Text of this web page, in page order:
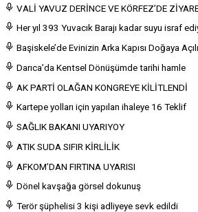
VALİ YAVUZ DERİNCE VE KÖRFEZ’DE
Her yıl 393 Yuvacık Barajı kadar suyu israf
Başiskele’de Evinizin Arka Kapısı Doğaya
Darıca’da Kentsel Dönüşümde tarihi hamle
AK PARTİ OLAĞAN KONGREYE KİLİTLENDİ
Kartepe yolları için yapılan ihaleye 16 Teklif
SAĞLIK BAKANI UYARIYOY
ATIK SUDA SIFIR KİRLİLİK
AFKOM’DAN FIRTINA UYARISI
Dönel kavşağa görsel dokunuş
Terör şüphelisi 3 kişi adliyeye sevk edildi